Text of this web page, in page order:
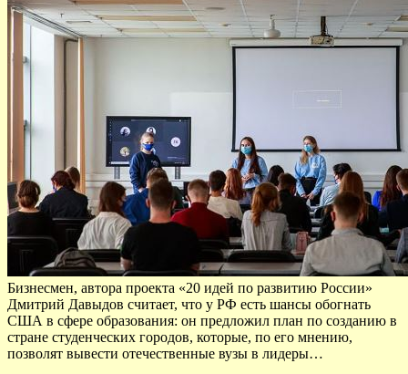
Бизнесмен, автора проекта «20 идей по развитию России»
Дмитрий Давыдов считает, что у РФ есть шансы обогнать
США в сфере образования: он предложил план по созданию в
стране студенческих городов, которые, по его мнению,
позволят вывести отечественные вузы в лидеры…